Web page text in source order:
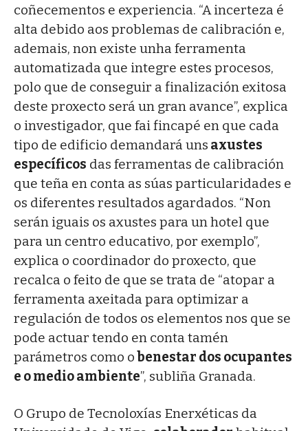
coñecementos e experiencia. “A incerteza é
alta debido aos problemas de calibración e,
ademais, non existe unha ferramenta
automatizada que integre estes procesos,
polo que de conseguir a finalización exitosa
deste proxecto será un gran avance”, explica
o investigador, que fai fincapé en que cada
tipo de edificio demandará uns axustes
específicos das ferramentas de calibración
que teña en conta as súas particularidades e
os diferentes resultados agardados. “Non
serán iguais os axustes para un hotel que
para un centro educativo, por exemplo”,
explica o coordinador do proxecto, que
recalca o feito de que se trata de “atopar a
ferramenta axeitada para optimizar a
regulación de todos os elementos nos que se
pode actuar tendo en conta tamén
parámetros como obenestar dos ocupantes
e o medio ambiente”, subliña Granada.
O Grupo de Tecnoloxías Enerxéticas da